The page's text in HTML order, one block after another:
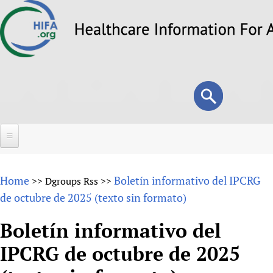
to
Search
form
Search
About
Why HIFA is needed
Vision and Strategy
Forums
HIFA (Healthcare Information For All)
How to use the HIFA forums
Projects
Home >> Dgroups Rss >> Boletín informativo del IPCRG
de octubre de 2025 (texto sin formato)
Boletín informativo del
IPCRG de octubre de 2025